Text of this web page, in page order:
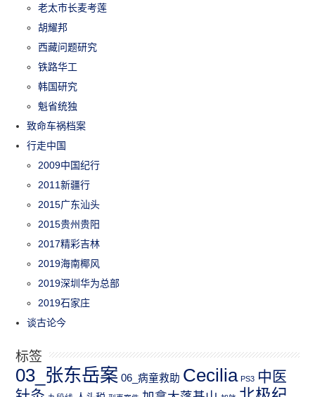
老太市长麦考莲
胡耀邦
西藏问题研究
铁路华工
韩国研究
魁省统独
致命车祸档案
行走中国
2009中国纪行
2011新疆行
2015广东汕头
2015贵州贵阳
2017精彩吉林
2019海南椰风
2019深圳华为总部
2019石家庄
谈古论今
标签
03_张东岳案 06_病童救助 Cecilia PS3 中医